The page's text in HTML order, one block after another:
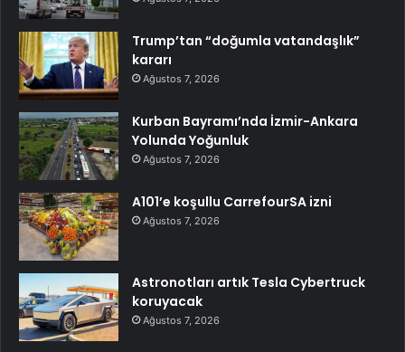
Trump’tan “doğumla vatandaşlık”
kararı
Ağustos 7, 2026
Kurban Bayramı’nda İzmir-Ankara
Yolunda Yoğunluk
Ağustos 7, 2026
A101’e koşullu CarrefourSA izni
Ağustos 7, 2026
Astronotları artık Tesla Cybertruck
koruyacak
Ağustos 7, 2026